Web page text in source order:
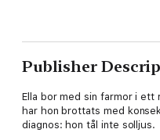
Publisher
Ella bor med sin farmor i ett
har hon brottats med
diagnos: hon tål inte solljus.